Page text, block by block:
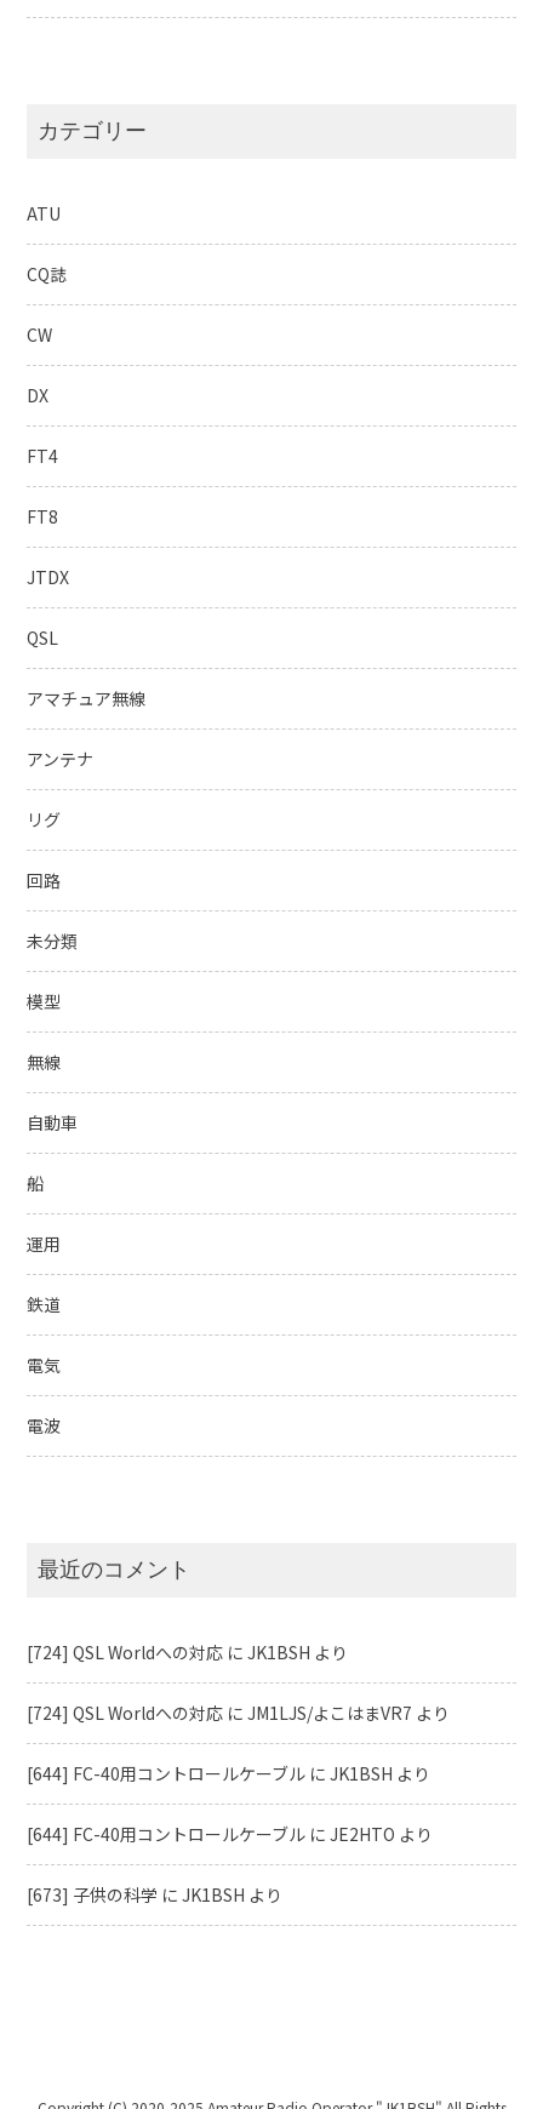
カテゴリー
ATU
CQ誌
CW
DX
FT4
FT8
JTDX
QSL
アマチュア無線
アンテナ
リグ
回路
未分類
模型
無線
自動車
船
運用
鉄道
電気
電波
最近のコメント
[724] QSL Worldへの対応 にJK1BSH より
[724] QSL Worldへの対応 にJM1LJS/よこはまVR7 より
[644] FC-40用コントロールケーブル にJK1BSH より
[644] FC-40用コントロールケーブル にJE2HTO より
[673] 子供の科学 にJK1BSH より